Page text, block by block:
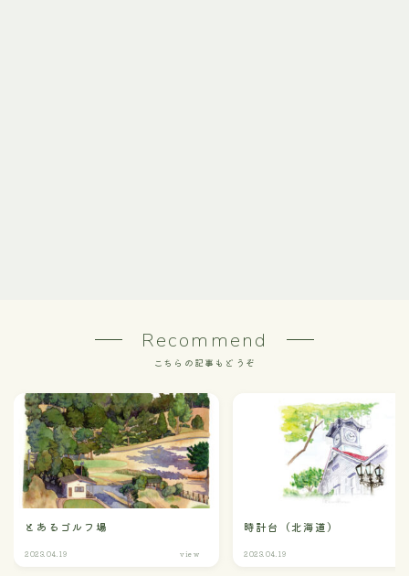
Recommend
こちらの記事もどうぞ
とあるゴルフ場
2023.04.19 view
時計台（北海道）
2023.04.19